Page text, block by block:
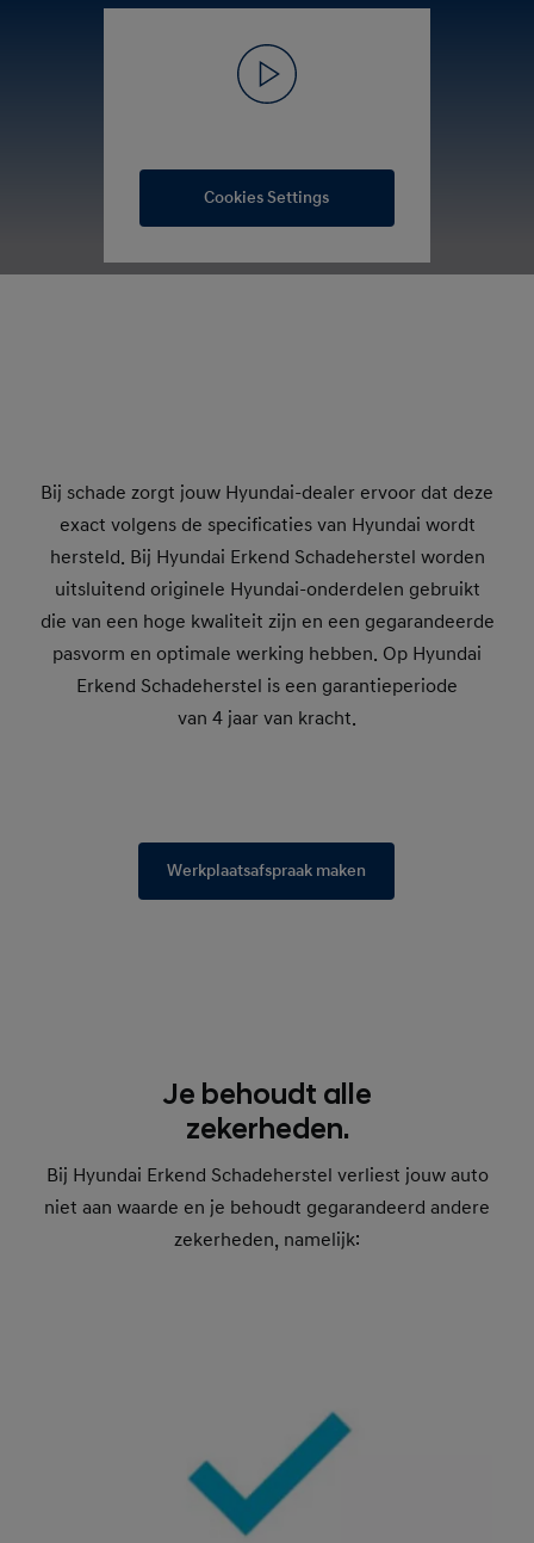
Cookies Settings
Bij schade zorgt jouw Hyundai-dealer ervoor dat deze
exact volgens de specificaties van Hyundai wordt
hersteld. Bij Hyundai Erkend Schadeherstel worden
uitsluitend originele Hyundai-onderdelen gebruikt
die van een hoge kwaliteit zijn en een gegarandeerde
pasvorm en optimale werking hebben. Op Hyundai
Erkend Schadeherstel is een garantieperiode
van 4 jaar van kracht.
Werkplaatsafspraak maken
Je behoudt alle
zekerheden.
Bij Hyundai Erkend Schadeherstel verliest jouw auto
niet aan waarde en je behoudt gegarandeerd andere
zekerheden, namelijk: